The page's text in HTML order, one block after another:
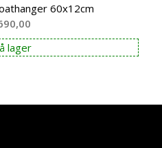
60x12cm
lager